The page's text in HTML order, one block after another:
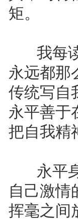
矩。
我每读
永远都那
传统写自
永平善于
把自我精
永平身
自己激情
挥毫之间